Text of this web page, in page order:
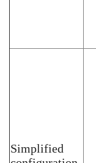
Simplified